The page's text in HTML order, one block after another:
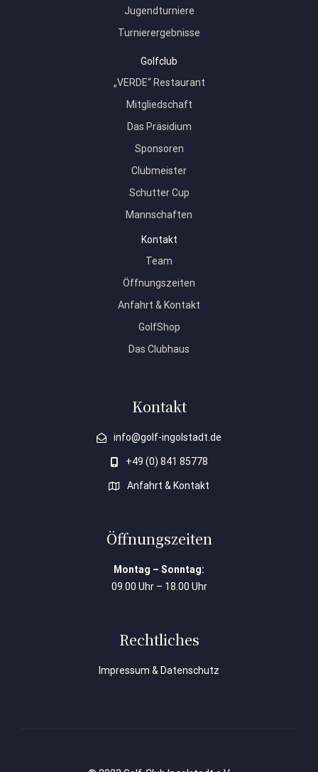
Jugendturniere
Turnierergebnisse
Golfclub
„VERDE“ Restaurant
Mitgliedschaft
Das Präsidium
Sponsoren
Clubmeister
Schutter Cup
Mannschaften
Kontakt
Team
Öffnungszeiten
Anfahrt & Kontakt
GolfShop
Das Clubhaus
Kontakt
info@golf-ingolstadt.de
+49 (0) 841 85778
Anfahrt & Kontakt
Öffnungszeiten
Montag – Sonntag:
09.00 Uhr – 18.00 Uhr
Rechtliches
Impressum & Datenschutz